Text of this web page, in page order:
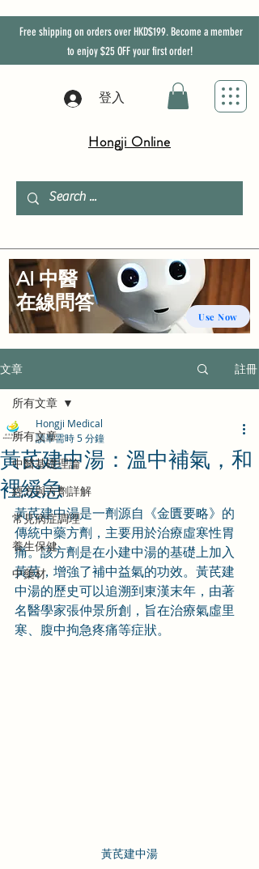
Free shipping on orders over HKD$199. Become a member
to enjoy$25 OFFyour first order!
登入
Hongji Online
文章 註冊
所有文章
中醫基礎理論
經方與方劑詳解
常見病症調理
養生保健
中藥材
所有文章
黃芪建中湯：溫中補氣，和
裡緩急
Hongji Medical
讀畢需時 5 分鐘
黃芪建中湯是一劑源自《金匱要略》的
傳統中藥方劑，主要用於治療虛寒性胃
痛。該方劑是在小建中湯的基礎上加入
黃芪，增強了補中益氣的功效。黃芪建
中湯的歷史可以追溯到東漢末年，由著
名醫學家張仲景所創，旨在治療氣虛里
寒、腹中拘急疼痛等症狀。
黃芪建中湯
Use Now
AI 中醫
​在線問答